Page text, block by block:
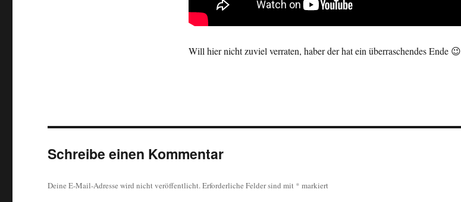
Will hier nicht zuviel verraten, haber der hat ein überraschendes Ende 😉
Schreibe einen Kommentar
Deine E-Mail-Adresse wird nicht veröffentlicht.Erforderliche Felder sind mit * markiert